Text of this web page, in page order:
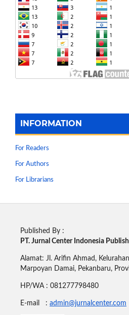
INFORMATION
For Readers
For Authors
For Librarians
Published By :
PT. Jurnal Center Indonesia
Alamat: Jl. Arifin Ahmad,
Marpoyan Damai, Pekanbaru,
HP/WA : 081277798480
E-mail : admin@jurnalcenter.com